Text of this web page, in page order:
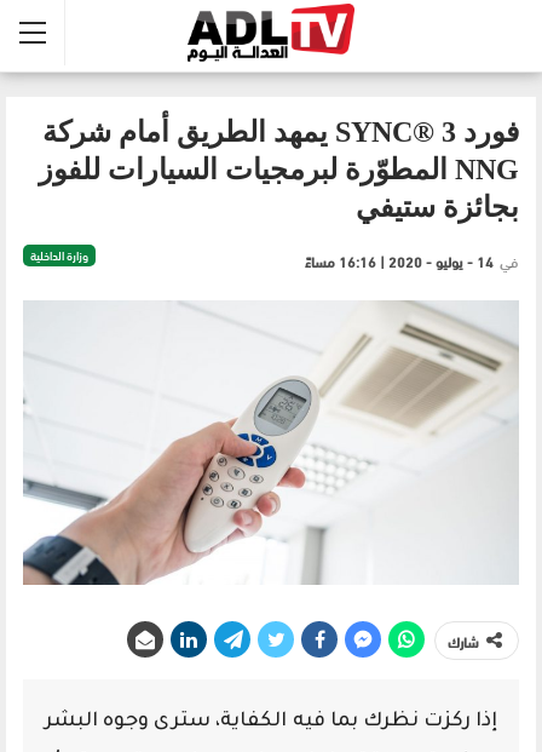
فورد SYNC® 3 يمهد الطريق أمام شركة
NNG المطوّرة لبرمجيات السيارات للفوز
بجائزة ستيفي
وزارة الداخلية في 14 - يوليو - 2020 | 16:16 مساءً
شارك
إذا ركزت نظرك بما فيه الكفاية، سترى وجوه البشر